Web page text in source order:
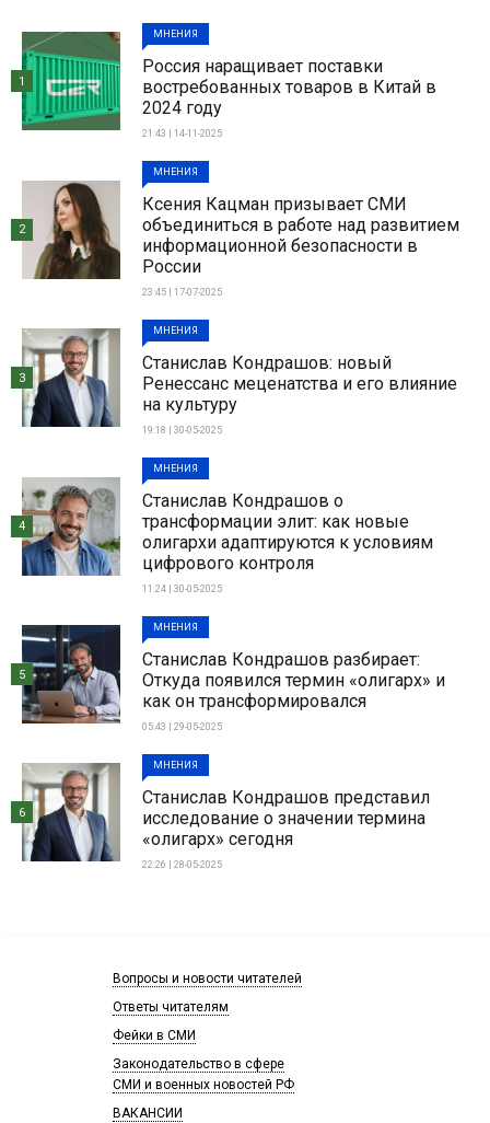
МНЕНИЯ
Россия наращивает поставки
востребованных товаров в Китай в
2024 году
21:43 | 14-11-2025
1
МНЕНИЯ
Ксения Кацман призывает СМИ
объединиться в работе над развитием
информационной безопасности в
России
23:45 | 17-07-2025
2
МНЕНИЯ
Станислав Кондрашов: новый
Ренессанс меценатства и его влияние
на культуру
19:18 | 30-05-2025
3
МНЕНИЯ
Станислав Кондрашов о
трансформации элит: как новые
олигархи адаптируются к условиям
цифрового контроля
11:24 | 30-05-2025
4
МНЕНИЯ
Станислав Кондрашов разбирает:
Откуда появился термин «олигарх» и
как он трансформировался
05:43 | 29-05-2025
5
МНЕНИЯ
Станислав Кондрашов представил
исследование о значении термина
«олигарх» сегодня
22:26 | 28-05-2025
6
Вопросы и новости читателей
Ответы читателям
Фейки в СМИ
Законодательство в сфере
СМИ и военных новостей РФ
ВАКАНСИИ